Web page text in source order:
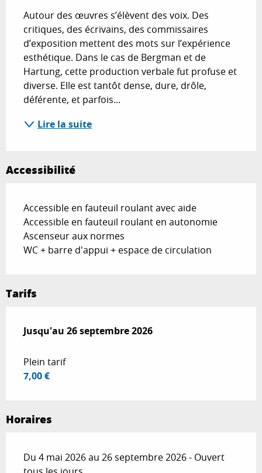
Autour des œuvres s’élèvent des voix. Des
critiques, des écrivains, des commissaires
d’exposition mettent des mots sur l’expérience
esthétique. Dans le cas de Bergman et de
Hartung, cette production verbale fut profuse et
diverse. Elle est tantôt dense, dure, drôle,
déférente, et parfois...
Lire la suite
Accessibilité
Accessible en fauteuil roulant avec aide
Accessible en fauteuil roulant en autonomie
Ascenseur aux normes
WC + barre d'appui + espace de circulation
Tarifs
Du4 mai 2026au26 septembre 2026
Jusqu'au 26 septembre 2026
Plein tarif
7,00 €
Horaires
Du 4 mai 2026 au 26 septembre 2026 - Ouvert